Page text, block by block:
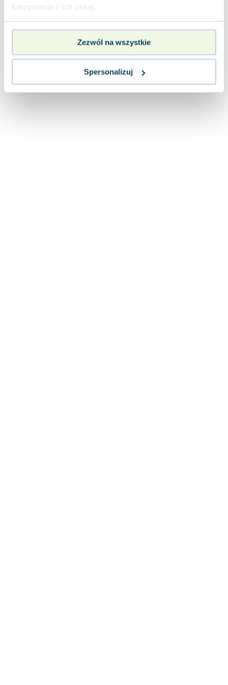
korzystania z ich usług.
Zezwól na wszystkie
Spersonalizuj
Lorraine Warren
Lucinda Riley